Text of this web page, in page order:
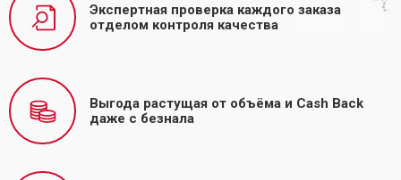
Экспертная проверка каждого заказа
отделом контроля качества
Выгода растущая от объёма и Cash Back
даже с безнала